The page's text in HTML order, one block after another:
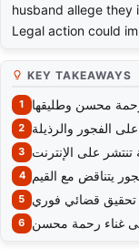
husband allege they
Legal action could
KEY TAKEAWAYS